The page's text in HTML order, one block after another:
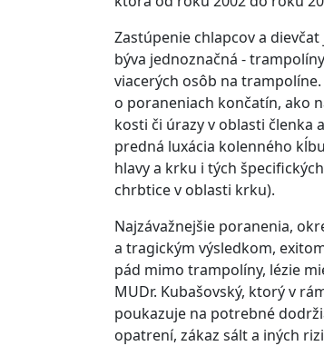
Zastúpenie chlapcov a
býva jednoznačná -
viacerých osôb na
o poraneniach končatín, ako
kosti či úrazy v oblasti členka
predná luxácia kolenného
hlavy a krku i tých
chrbtice v oblasti krku).
Najzávažnejšie poranenia,
a tragickým výsledkom,
pád mimo trampolíny, lézie
MUDr. Kubašovský, ktorý v
poukazuje na potrebné
opatrení, zákaz sált a iných